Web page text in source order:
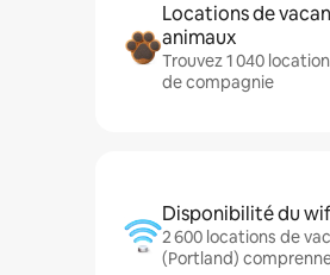
Locations de
animaux
Trouvez 1 040
de compagnie
Disponibilité du
2 600 locations de
(Portland)